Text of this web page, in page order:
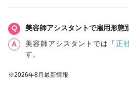
美容師アシスタントで雇用形態
美容師アシスタントでは「正
す。
※2026年8月最新情報